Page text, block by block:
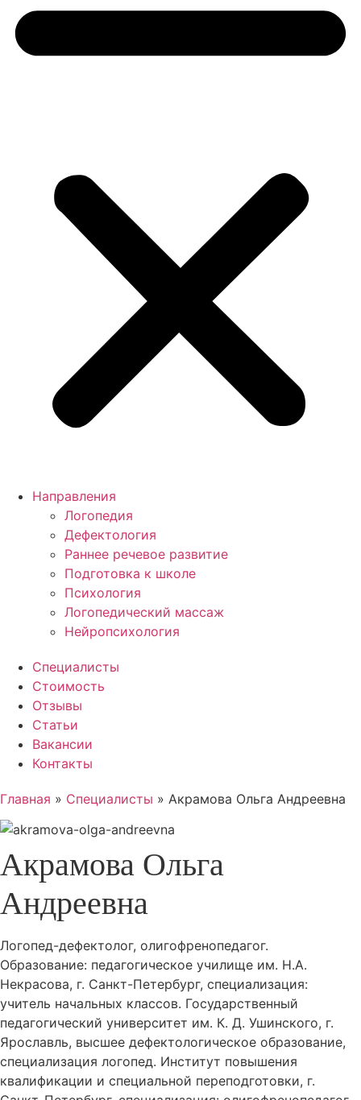
Направления
Логопедия
Дефектология
Раннее речевое развитие
Подготовка к школе
Психология
Логопедический массаж
Нейропсихология
Специалисты
Стоимость
Отзывы
Статьи
Вакансии
Контакты
Главная » Специалисты » Акрамова Ольга Андреевна
Акрамова Ольга
Андреевна
Логопед-дефектолог, олигофренопедагог.
Образование: педагогическое училище им. Н.А.
Некрасова, г. Санкт-Петербург, специализация:
учитель начальных классов. Государственный
педагогический университет им. К. Д. Ушинского, г.
Ярославль, высшее дефектологическое образование,
специализация логопед. Институт повышения
квалификации и специальной переподготовки, г.